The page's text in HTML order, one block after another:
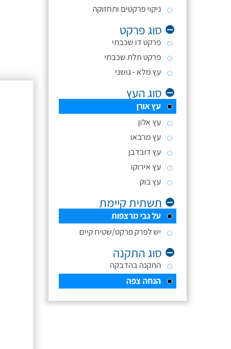
ניקוי פרקטים ותחזוקה
סוג פרקט
פרקט דו שכבתי
פרקט תלת שכבתי
עץ מלא - גושני
סוג העץ
עץ אורן
עץ אלון
עץ מרבאו
עץ דובדבן
עץ אירוקו
עץ בוק
תשתית קיימת
על גבי מרצפות
יש לפרק פרקט/שטיח קיים
סוג התקנה
התקנה בהדבקה
הנחה צפה